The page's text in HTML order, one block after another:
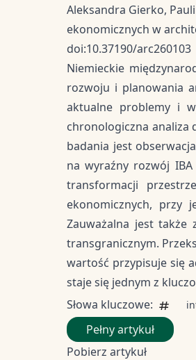
Aleksandra Gierko,
ekonomicznych w
doi:10.37190/arc260103
Niemieckie
rozwoju i planowania
aktualne problemy i
chronologiczna analiza
badania jest
na wyraźny rozwój
transformacji
ekonomicznych, przy
Zauważalna jest
transgranicznym.
wartość przypisuje się
staje się jednym z
Słowa kluczowe:
Pełny artykuł
Pobierz artykuł